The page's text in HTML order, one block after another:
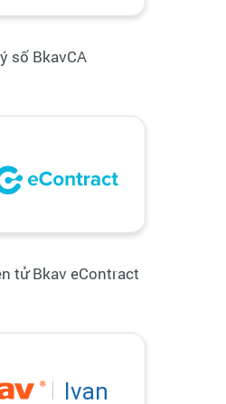
số BkavCA
tử Bkav eContract